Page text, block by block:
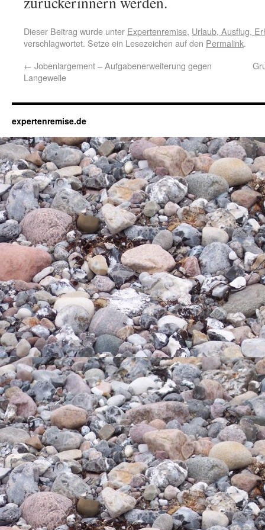
Dieser Beitrag wurde unter Expertenremise, Urlaub, Ausflug,
verschlagwortet. Setze ein Lesezeichen auf den Permalink.
← Jobenlargement – Aufgabenerweiterung gegen
Langeweile
expertenremise.de